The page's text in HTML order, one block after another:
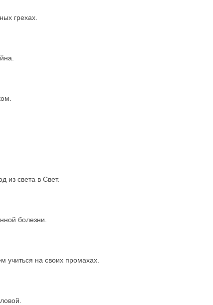
грехах.
из света в Свет.
болезни.
учиться на своих промахах.